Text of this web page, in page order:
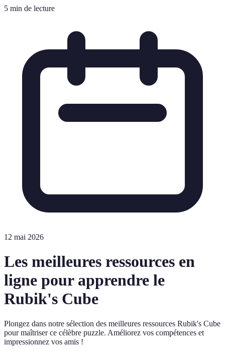
5 min de lecture
12 mai 2026
Les meilleures ressources en
ligne pour apprendre le
Rubik's Cube
Plongez dans notre sélection des meilleures ressources Rubik's Cube
pour maîtriser ce célèbre puzzle. Améliorez vos compétences et
impressionnez vos amis !